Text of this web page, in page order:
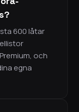
600 låtar
och
egna